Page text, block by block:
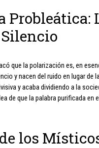
que la polarización es, en
y nacen del ruido en lugar
y acaba dividiendo a la
de que la palabra purificada
los